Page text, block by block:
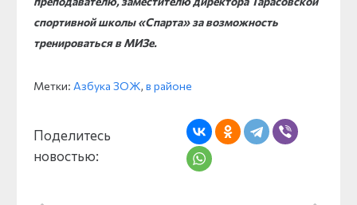
спортивной школы «Спарта» за возможность
тренироваться в МИЗе.
Метки: Азбука ЗОЖ, в районе
Поделитесь
новостью: